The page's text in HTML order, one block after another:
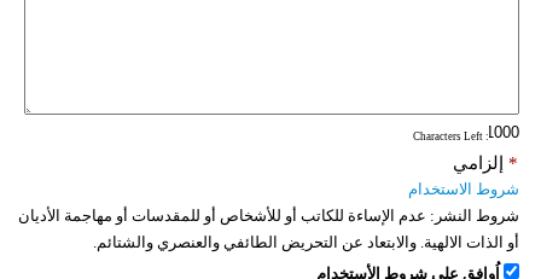
: Characters Left
إلزامي *
شروط الاستخدام
شروط النشر: عدم الإساءة للكاتب أو للأشخاص أو للمقدسات أو مهاجمة الأديان
أو الذات الالهية. والابتعاد عن التحريض الطائفي والعنصري والشتائم.
اُوافق على شروط الأستخدام